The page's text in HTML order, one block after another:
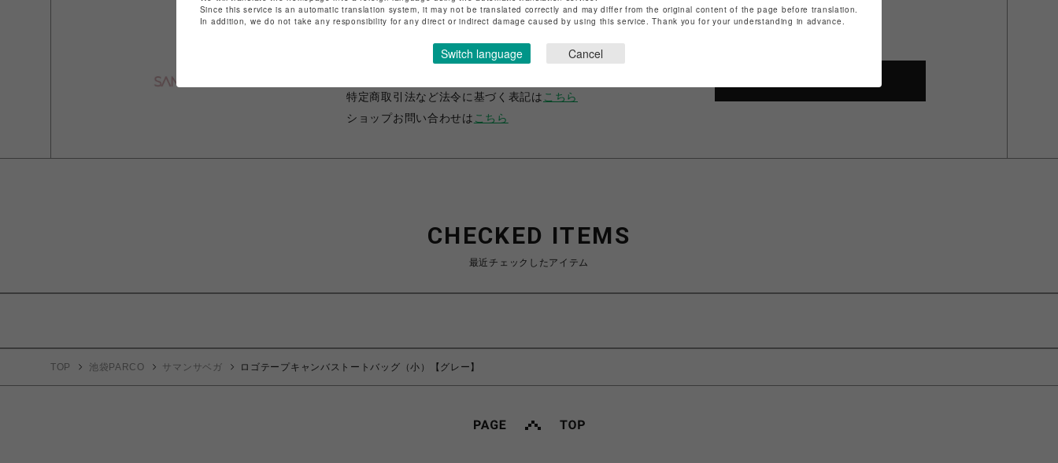
サマンサベガ
池袋PARCO
特定商取引法など法令に基づく表記は こちら
ショップお問い合わせは こちら
CHECKED ITEMS
最近チェックしたアイテム
TOP 池袋PARCO サマンサベガ ロゴテープキャンバストートバッグ（小）【グレー】
Since this service is an automatic translation system, it may not be translated correctly and may differ from the original content of the page before translation.
In addition, we do not take any responsibility for any direct or indirect damage caused by using this service. Thank you for your understanding in advance.
Switch language Cancel